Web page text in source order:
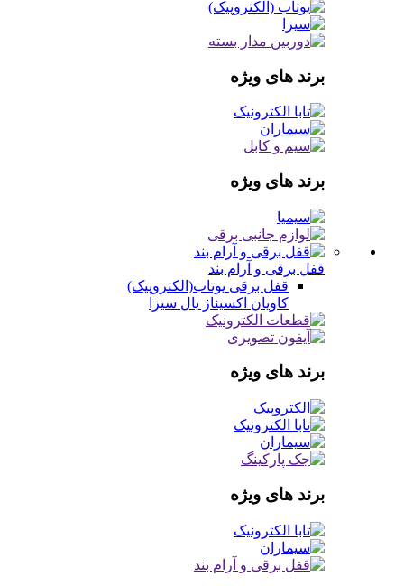
برند های ویژه
برند های ویژه
قفل برقی و آرام بند
قفل برقی یوتاب(الکتروپیک)
کاویان اکسیناژ یال سیزا
برند های ویژه
برند های ویژه